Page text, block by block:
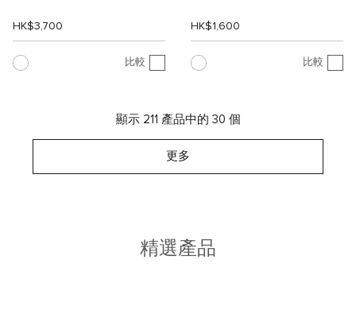
HK$3,700
比較
HK$1,600
比較
顯示 211 產品中的 30 個
更多
精選產品